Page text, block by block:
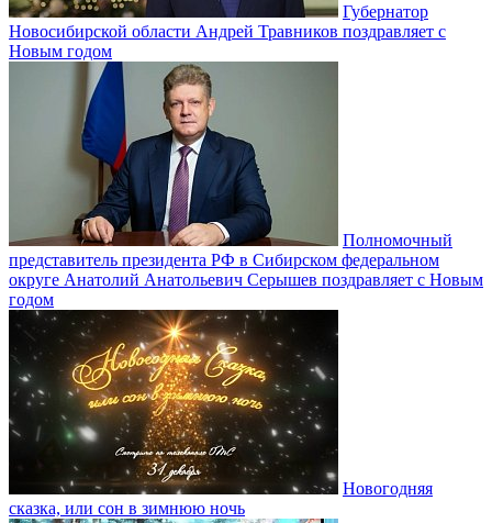
Губернатор
Новосибирской области Андрей Травников поздравляет с
Новым годом
Полномочный
представитель президента РФ в Сибирском федеральном
округе Анатолий Анатольевич Серышев поздравляет с Новым
годом
Новогодняя
сказка, или сон в зимнюю ночь